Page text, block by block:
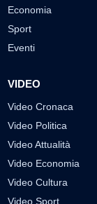
Economia
Sport
Eventi
VIDEO
Video Cronaca
Video Politica
Video Attualità
Video Economia
Video Cultura
Video Sport